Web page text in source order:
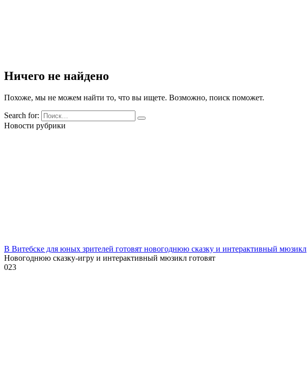
Ничего не найдено
Похоже, мы не можем найти то, что вы ищете. Возможно, поиск поможет.
Search for:
Новости рубрики
В Витебске для юных зрителей готовят новогоднюю сказку и интерактивный мюзикл
Новогоднюю сказку-игру и интерактивный мюзикл готовят
023